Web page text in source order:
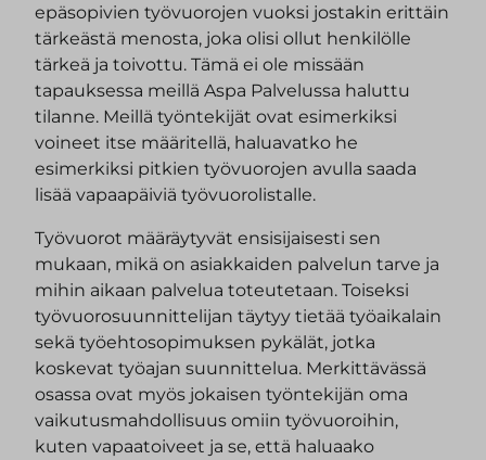
epäsopivien työvuorojen vuoksi jostakin erittäin
tärkeästä menosta, joka olisi ollut henkilölle
tärkeä ja toivottu. Tämä ei ole missään
tapauksessa meillä Aspa Palvelussa haluttu
tilanne. Meillä työntekijät ovat esimerkiksi
voineet itse määritellä, haluavatko he
esimerkiksi pitkien työvuorojen avulla saada
lisää vapaapäiviä työvuorolistalle.
Työvuorot määräytyvät ensisijaisesti sen
mukaan, mikä on asiakkaiden palvelun tarve ja
mihin aikaan palvelua toteutetaan. Toiseksi
työvuorosuunnittelijan täytyy tietää työaikalain
sekä työehtosopimuksen pykälät, jotka
koskevat työajan suunnittelua. Merkittävässä
osassa ovat myös jokaisen työntekijän oma
vaikutusmahdollisuus omiin työvuoroihin,
kuten vapaatoiveet ja se, että haluaako